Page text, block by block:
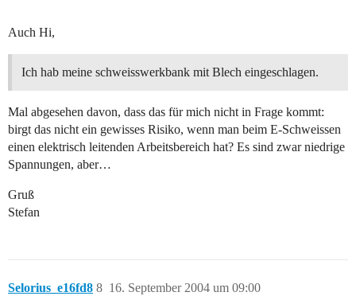
Auch Hi,
Ich hab meine schweisswerkbank mit Blech eingeschlagen.
Mal abgesehen davon, dass das für mich nicht in Frage kommt:
birgt das nicht ein gewisses Risiko, wenn man beim E-Schweissen
einen elektrisch leitenden Arbeitsbereich hat? Es sind zwar niedrige
Spannungen, aber…
Gruß
Stefan
Selorius_e16fd8 16. September 2004 um 09:00
8